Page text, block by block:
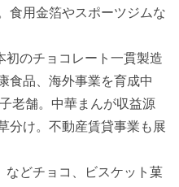
食用金箔やスポーツジムな
初のチョコレート一貫製造
食品、海外事業を育成中
老舗。中華まんが収益源
分け。不動産賃貸事業も展
などチョコ、ビスケット菓